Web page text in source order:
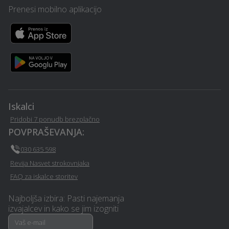
Pasja šola - Zalec
Prezračevalni sistemi in
rekuperacija - Zalec
Strešna okna - Zalec
Grafično oblikovanje -
Iskalci
Pridobi 7 ponudb brezplačno
POVPRAŠEVANJA:
030 635 598
Revija Nasvet strokovnjaka
FAQ za iskalce storitev
Najboljša izbira: Pasti najemanja
izvajalcev in kako se jim izogniti
Prenesi mobilno aplikacijo